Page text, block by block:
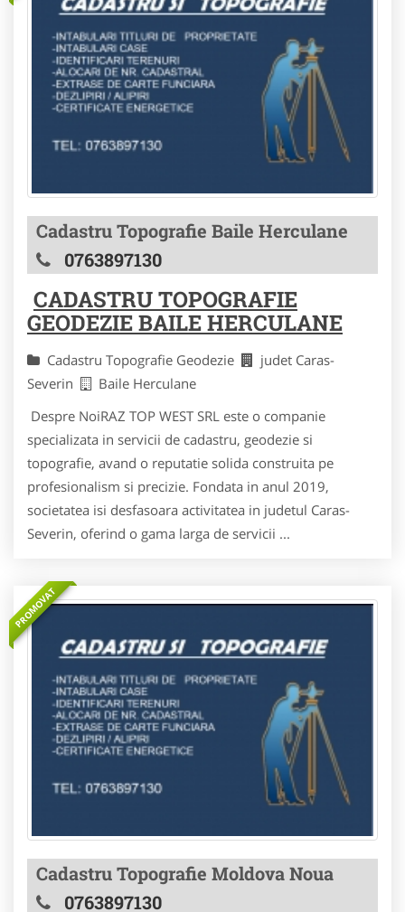
Cadastru Topografie Baile Herculane
0763897130
CADASTRU TOPOGRAFIE
GEODEZIE BAILE HERCULANE
Cadastru Topografie Geodezie
judet Caras-
Severin
Baile Herculane
Despre NoiRAZ TOP WEST SRL este o companie
specializata in servicii de cadastru, geodezie si
topografie, avand o reputatie solida construita pe
profesionalism si precizie. Fondata in anul 2019,
societatea isi desfasoara activitatea in judetul Caras-
Severin, oferind o gama larga de servicii ...
PROMOVAT
Cadastru Topografie Moldova Noua
0763897130